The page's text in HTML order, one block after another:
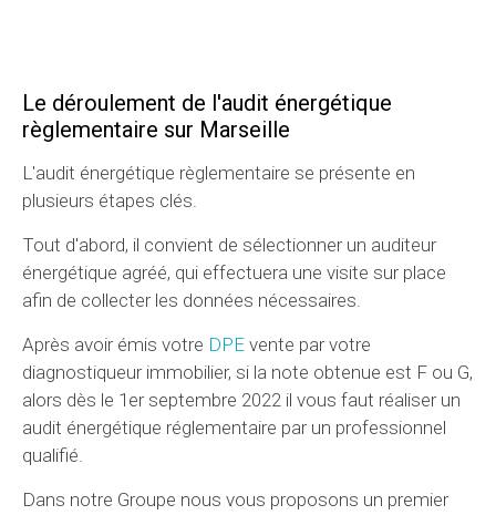
Le déroulement de l'audit énergétique
règlementaire sur Marseille
L'audit énergétique règlementaire se présente en
plusieurs étapes clés.
Tout d'abord, il convient de sélectionner un auditeur
énergétique agréé, qui effectuera une visite sur place
afin de collecter les données nécessaires.
Après avoir émis votre DPE vente par votre
diagnostiqueur immobilier, si la note obtenue est F ou G,
alors dès le 1er septembre 2022 il vous faut réaliser un
audit énergétique réglementaire par un professionnel
qualifié.
Dans notre Groupe nous vous proposons un premier